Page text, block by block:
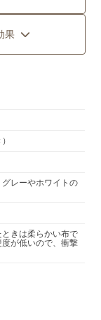
果
レーやホワイトの
きは柔らかい布で
が低いので、衝撃